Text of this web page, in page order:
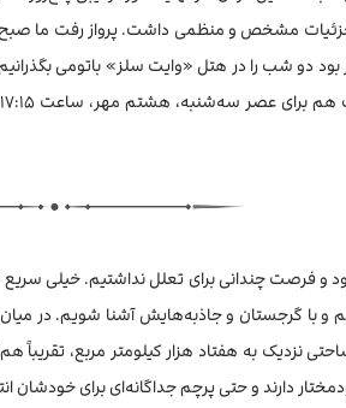
مشخص و منظمی داشت. پرواز رفت ما
دو شب را در هتل «وایت سلز» باتومی
بود و فرصت چندانی برای تعلل نداشتیم. خیلی
و با گرجستان و جاذبه‌هایش آشنا شویم. در
نزدیک به هفتاد هزار کیلومتر مربع،
دارند و حتی پرچم جداگانه‌ای برای خودشان